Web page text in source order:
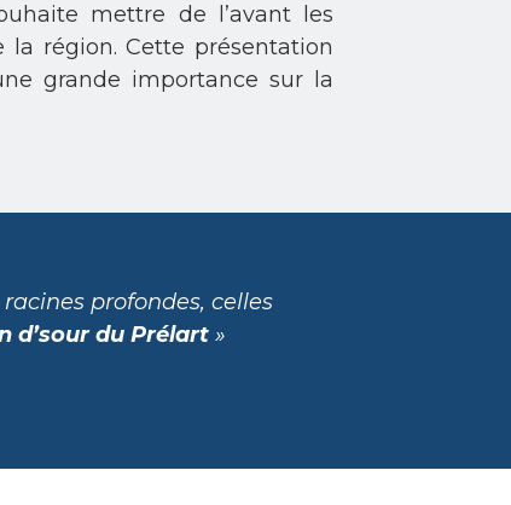
mettre de l’avant les
région. Cette présentation
grande importance sur la
profondes, celles
d’sour du Prélart »